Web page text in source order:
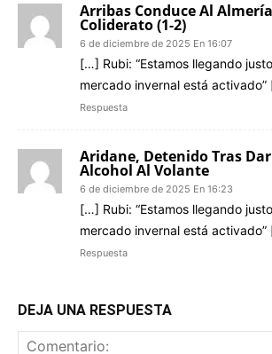
Arribas Conduce Al
Coliderato (1-2)
6 de diciembre de 2025 En 16:07
[…] Rubi: “Estamos llegando
mercado invernal está
Respuesta
Aridane, Detenido Tras
Alcohol Al Volante
6 de diciembre de 2025 En 16:23
[…] Rubi: “Estamos llegando
mercado invernal está
Respuesta
DEJA UNA RESPUESTA